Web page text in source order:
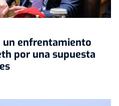
un enfrentamiento
por una supuesta